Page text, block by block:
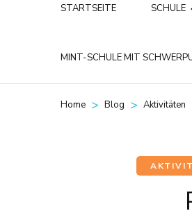
STARTSEITE SCHULE
MINT-SCHULE MIT
Home > Blog > Aktivitäten